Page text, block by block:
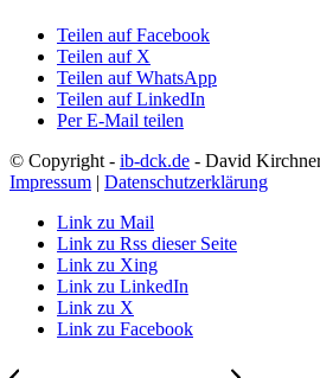
Teilen auf Facebook
Teilen auf X
Teilen auf WhatsApp
Teilen auf LinkedIn
Per E-Mail teilen
© Copyright - ib-dck.de - David
Impressum | Datenschutzerklärung
Link zu Mail
Link zu Rss dieser Seite
Link zu Xing
Link zu LinkedIn
Link zu X
Link zu Facebook